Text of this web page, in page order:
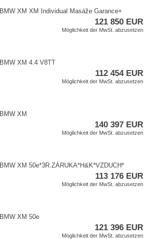
BMW XM XM Individual Masáže Garance​+
121 850 EUR
Möglichkeit der MwSt. abzusetzen
BMW XM 4.4 V8TT
112 454 EUR
Möglichkeit der MwSt. abzusetzen
BMW XM
140 397 EUR
Möglichkeit der MwSt. abzusetzen
BMW XM 50e​*3R.ZÁRUKA​*H&K​*VZDUCH​*
113 176 EUR
Möglichkeit der MwSt. abzusetzen
BMW XM 50e
121 396 EUR
Möglichkeit der MwSt. abzusetzen